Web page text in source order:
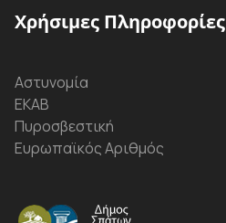
Χρήσιμες Πληροφορίες
Αστυνομία
ΕΚΑΒ
Πυροσβεστική
Ευρωπαϊκός Αριθμός